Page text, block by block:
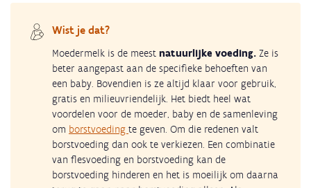
Wist je dat?
Moedermelk is de meest natuurlijke voeding. Ze is
beter aangepast aan de specifieke behoeften van
een baby. Bovendien is ze altijd klaar voor gebruik,
gratis en milieuvriendelijk. Het biedt heel wat
voordelen voor de moeder, baby en de samenleving
om borstvoeding te geven. Om die redenen valt
borstvoeding dan ook te verkiezen. Een combinatie
van flesvoeding en borstvoeding kan de
borstvoeding hinderen en het is moeilijk om daarna